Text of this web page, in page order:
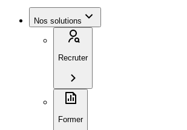
Nos solutions
Recruter
Former